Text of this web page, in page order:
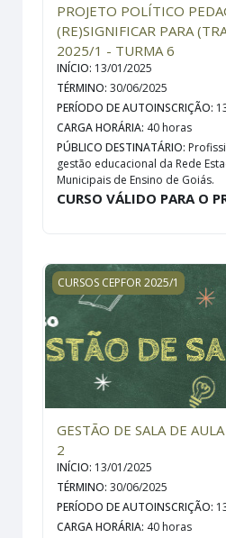
PROJETO POLÍTICO
(RE)SIGNIFICAR PARA
2025/1 - TURMA 6
INÍCIO: 13/01/2025
TÉRMINO:30/06/2025
PERÍODO DE AUTOINSCRIÇÃO:
CARGA HORÁRIA: 40 horas
PÚBLICO DESTINATÁRIO:
gestão educacional da Rede
Municipais de Ensino de Goiás.
CURSO VÁLIDO PARA O
GESTÃO DE SALA DE
CURSOS CEPFOR 2025/1
GESTÃO DE SALA DE
2
INÍCIO: 13/01/2025
TÉRMINO:30/06/2025
PERÍODO DE AUTOINSCRIÇÃO:
CARGA HORÁRIA: 40 horas